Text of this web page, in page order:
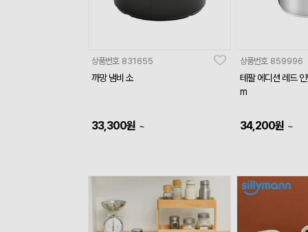
상품번호 831655
까망 냄비 소
33,300원 ~
상품번호 859996
테팔 에디션 레드
m
34,200원 ~